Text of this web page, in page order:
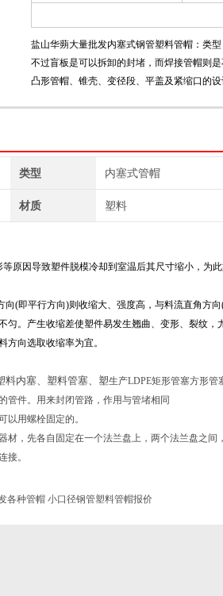
盐山华蒴大量批发内塞式钢管塑料管帽：类
不过盲板是可以拆卸的封堵，而焊接管帽则
凸形管帽、锥壳、变径段、平盖及紧缩口的设
类型 内塞式管帽
材质 塑料
原因导致塑件脱模冷却到室温后其尺寸缩小，为
(即平行方向)则收缩大、强度高，与料流直角方向
。产生收缩差使塑件易发生翘曲、变形、裂纹，
向选取收缩率为宜。
料内塞、塑料管塞、塑生产LDPE矩形管塞方形管
管件。用来封闭管路，作用与管堵相同
用螺栓固定的。
，先各自固定在一个法兰盘上，两个法兰盘之间
接。
各种管帽 小口径钢管塑料管帽报价